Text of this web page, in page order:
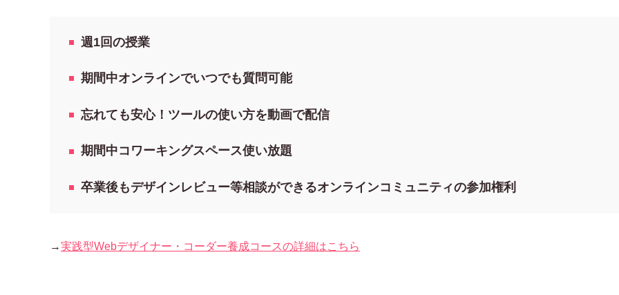
週1回の授業
期間中オンラインでいつでも質問可能
忘れても安心！ツールの使い方を動画で配信
期間中コワーキングスペース使い放題
卒業後もデザインレビュー等相談ができるオンラインコミュニティの参加権利
→実践型Webデザイナー・コーダー養成コースの詳細はこちら